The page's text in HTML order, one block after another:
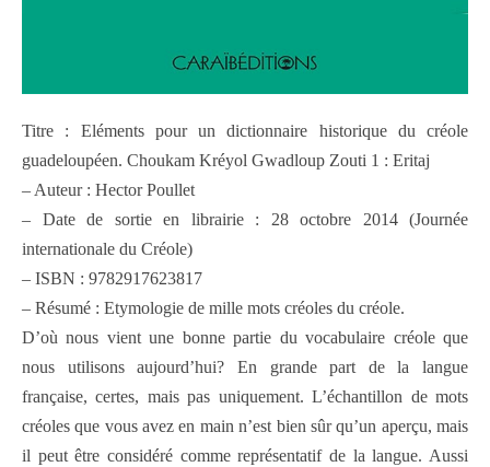
Titre : Eléments pour un dictionnaire historique du créole
guadeloupéen. Choukam Kréyol Gwadloup Zouti 1 : Eritaj
– Auteur : Hector Poullet
– Date de sortie en librairie : 28 octobre 2014 (Journée
internationale du Créole)
– ISBN : 9782917623817
– Résumé : Etymologie de mille mots créoles du créole.
D’où nous vient une bonne partie du vocabulaire créole que
nous utilisons aujourd’hui? En grande part de la langue
française, certes, mais pas uniquement. L’échantillon de mots
créoles que vous avez en main n’est bien sûr qu’un aperçu, mais
il peut être considéré comme représentatif de la langue. Aussi